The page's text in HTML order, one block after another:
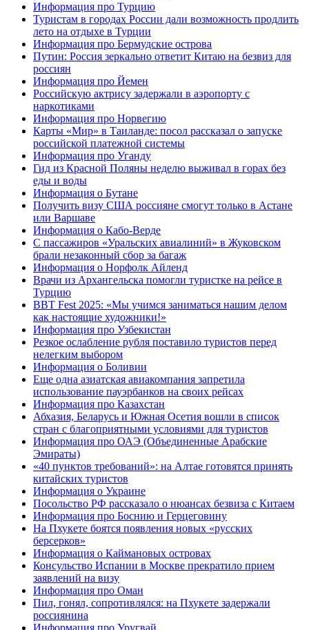
Информация про Турцию
Туристам в городах России дали возможность продлить
лето на отдыхе в Турции
Информация про Бермудские острова
Путин: Россия зеркально ответит Китаю на безвиз для
россиян
Информация про Йемен
Российскую актрису задержали в аэропорту с
наркотиками
Информация про Норвегию
Карты «Мир» в Таиланде: посол рассказал о запуске
российской платежной системы
Информация про Уганду
Гид из Красной Поляны неделю выживал в горах без
еды и воды
Информация о Бутане
Получить визу США россияне смогут только в Астане
или Варшаве
Информация о Кабо-Верде
С пассажиров «Уральских авиалиний» в Жуковском
брали незаконный сбор за багаж
Информация о Норфолк Айленд
Врачи из Архангельска помогли туристке на рейсе в
Турцию
BBT Fest 2025: «Мы учимся заниматься нашим делом
как настоящие художники!»
Информация про Узбекистан
Резкое ослабление рубля поставило туристов перед
нелегким выбором
Информация о Боливии
Еще одна азиатская авиакомпания запретила
использование пауэрбанков на своих рейсах
Информация про Казахстан
Абхазия, Беларусь и Южная Осетия вошли в список
стран с благоприятными условиями для туристов
Информация про ОАЭ (Объединенные Арабские
Эмираты)
«40 пунктов требований»: на Алтае готовятся принять
китайских туристов
Информация о Украине
Посольство РФ рассказало о нюансах безвиза с Китаем
Информация про Боснию и Герцеговину
На Пхукете боятся появления новых «русских
берсерков»
Информация о Каймановых островах
Консульство Испании в Москве прекратило прием
заявлений на визу
Информация про Оман
Пил, гонял, сопротивлялся: на Пхукете задержали
россиянина
Информация про Уругвай